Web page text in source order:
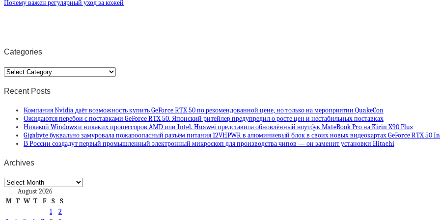
Почему важен регулярный уход за кожей
Categories
Categories
Recent Posts
Компания Nvidia даёт возможность купить GeForce RTX 50 по рекомендованной цене, но только на мероприятии QuakeCon
Ожидаются перебои с поставками GeForce RTX 50. Японский ритейлер предупредил о росте цен и нестабильных поставках
Никакой Windows и никаких процессоров AMD или Intel. Huawei представила обновлённый ноутбук MateBook Pro на Kirin X90 Plus
Gigabyte буквально замуровала пожароопасный разъём питания 12VHPWR в алюминиевый блок в своих новых видеокартах GeForce RTX 50
В России создадут первый промышленный электронный микроскоп для производства чипов — он заменит установки Hitachi
Archives
Archives
August 2026
M T W T F S
S
1
2